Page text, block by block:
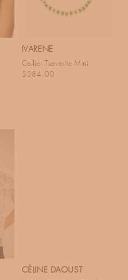
IVARENE
Collier Tsavorite Mini
Prix habituel
$384.00
CÉLINE DAOUST